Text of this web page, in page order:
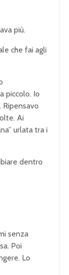
più.
che fai agli
piccolo. Io
Ai
urlata tra i
dentro
senza
Poi
Lo